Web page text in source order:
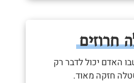
חרוזים
האדם יכול לדבר רק
חזקה מאוד.